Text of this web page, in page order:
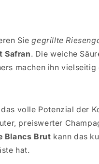
Siegegrillte
Safran. Die weiche
machen ihn vielseitig
volle Potenzial der
preiswerter
Blancs Brut kann das
hat.